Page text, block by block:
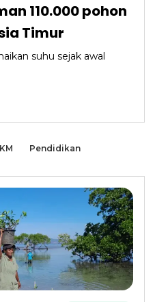
110.000 pohon
Timur
suhu sejak awal
Pendidikan